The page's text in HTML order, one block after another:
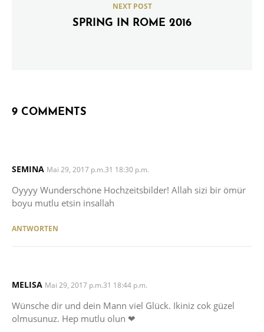
NEXT POST
SPRING IN ROME 2016
9 COMMENTS
SEMINA SAYS:
Mai 29, 2017 p.m.31 18:30 p.m.
Oyyyy Wunderschöne Hochzeitsbilder! Allah sizi bir ömür
boyu mutlu etsin insallah
ANTWORTEN
MELISA SAYS:
Mai 29, 2017 p.m.31 18:44 p.m.
Wünsche dir und dein Mann viel Glück. Ikiniz cok güzel
olmusunuz. Hep mutlu olun ❤